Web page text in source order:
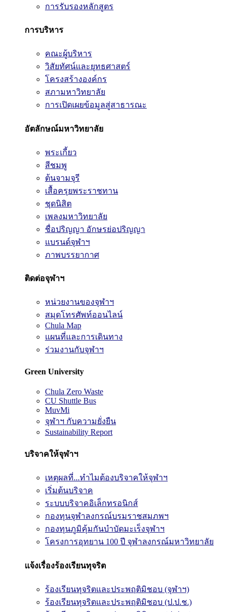
การรับรองหลักสูตร
การบริหาร
คณะผู้บริหาร
วิสัยทัศน์และยุทธศาสตร์
โครงสร้างองค์กร
สภามหาวิทยาลัย
การเปิดเผยข้อมูลสู่สาธารณะ
อัตลักษณ์มหาวิทยาลัย
พระเกี้ยว
สีชมพู
ต้นจามจุรี
เสื้อครุยพระราชทาน
ชุดนิสิต
เพลงมหาวิทยาลัย
ชื่อปริญญา อักษรย่อปริญญา
แบรนด์จุฬาฯ
ภาพบรรยากาศ
ติดต่อจุฬาฯ
หน่วยงานของจุฬาฯ
สมุดโทรศัพท์ออนไลน์
Chula Map
แผนที่และการเดินทาง
ร่วมงานกับจุฬาฯ
Green University
Chula Zero Waste
CU Shuttle Bus
MuvMi
จุฬาฯ กับความยั่งยืน
Sustainability Report
บริจาคให้จุฬาฯ
เหตุผลที่...ทำไมต้องบริจาคให้จุฬาฯ
เริ่มต้นบริจาค
ระบบบริจาคอิเล็กทรอนิกส์
กองทุนจุฬาลงกรณ์บรมราชสมภพฯ
กองทุนภูมิคุ้มกันบำบัดมะเร็งจุฬาฯ
โครงการอุทยาน 100 ปี จุฬาลงกรณ์มหาวิทยาลัย
แจ้งเรื่องร้องเรียนทุจริต
ร้องเรียนทุจริตและประพฤติมิชอบ (จุฬาฯ)
ร้องเรียนทุจริตและประพฤติมิชอบ (ป.ป.ช.)